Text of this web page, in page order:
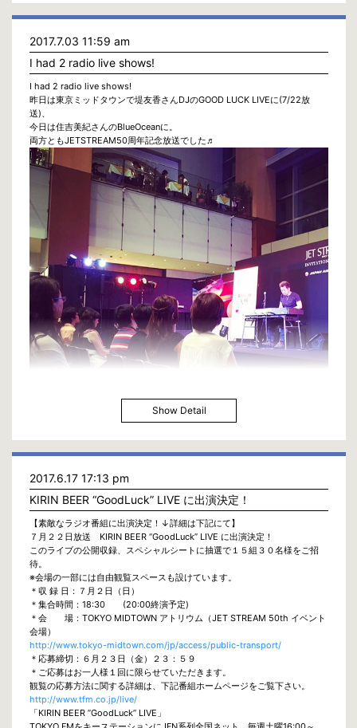
2017.7.03 11:59 am
I had 2 radio live shows!
I had 2 radio live shows!
昨日は東京ミッドタウンで堤友香さんDJのGOOD LUCK LIVEに(7/22放
送)、
今日は住吉美紀さんのBlueOceanに。
両方ともJETSTREAM50周年記念放送でした♬
Show Detail
2017.6.17 17:13 pm
KIRIN BEER “GoodLuck” LIVE に出演決定！
【素敵なラジオ番組に出演決定！↓詳細は下記にて】
７月２２日放送 KIRIN BEER “GoodLuck” LIVE に出演決定！
このライブの公開収録、スペシャルシートに抽選で１５組３０名様をご招
待。
※会場の一部には自由観覧スペースも設けています。
＊収 録 日：７月２日（日）
＊集合時間：18:30 (20:00終演予定)
＊会 場：TOKYO MIDTOWN アトリウム（JET STREAM 50th イベント
会場）
http://www.tokyo-midtown.com/jp/access/public-transport/
＊応募締切：６月２３日（金）２３：５９
＊ご応募はお一人様１回に限らせていただきます。
観覧の応募方法に関する詳細は、下記番組ホームページをご覧下さい。
http://www.tfm.co.jp/live/
「KIRIN BEER ”GoodLuck” LIVE」